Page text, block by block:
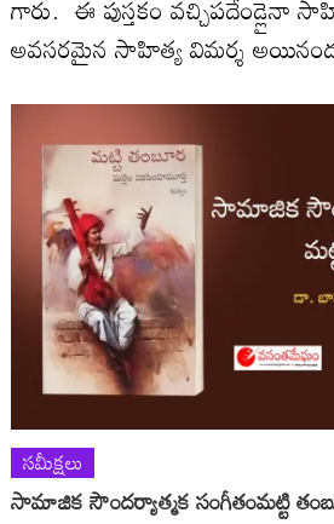
అవసరమైన సాహిత్య విమర్శ
సమీక్షలు
సామాజిక సౌందర్యాత్మక సంగీతంమట్టి